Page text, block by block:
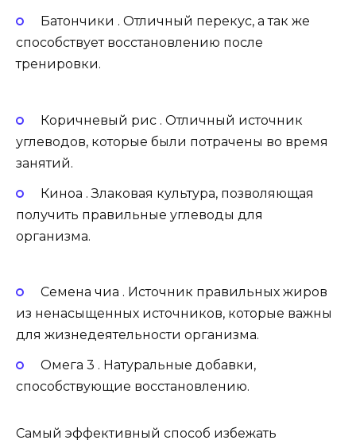
Батончики . Отличный перекус, а так же
способствует восстановлению после
тренировки.
Коричневый рис . Отличный источник
углеводов, которые были потрачены во время
занятий.
Киноа . Злаковая культура, позволяющая
получить правильные углеводы для
организма.
Семена чиа . Источник правильных жиров
из ненасыщенных источников, которые важны
для жизнедеятельности организма.
Омега 3 . Натуральные добавки,
способствующие восстановлению.
Самый эффективный способ избежать